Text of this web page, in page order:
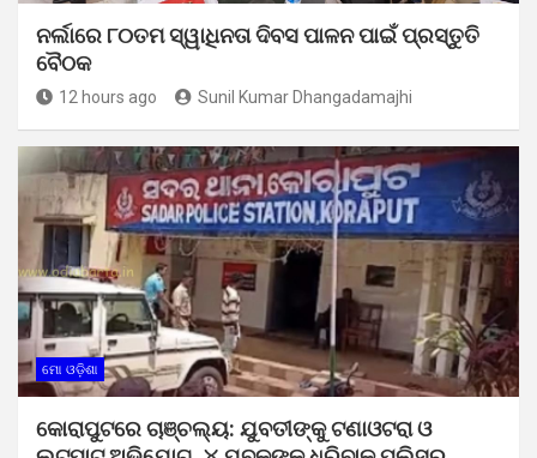
ନର୍ଲାରେ ୮୦ତମ ସ୍ୱାଧିନତା ଦିବସ ପାଳନ ପାଇଁ ପ୍ରସ୍ତୁତି
ବୈଠକ
12 hours ago Sunil Kumar Dhangadamajhi
ମୋ ଓଡ଼ିଶା
କୋରାପୁଟରେ ଚାଞ୍ଚଲ୍ୟ: ଯୁବତୀଙ୍କୁ ଟଣାଓଟରା ଓ